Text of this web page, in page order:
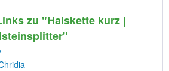
zu "Halskette kurz |